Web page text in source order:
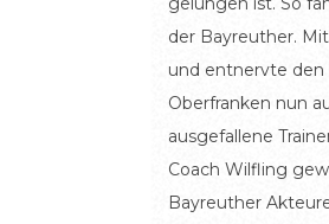
der Bayreuther.
und entnervte den
Oberfranken nun
ausgefallene
Coach Wilfling
Bayreuther